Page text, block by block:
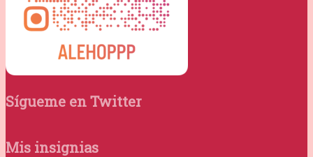
Sígueme en Twitter
Mis insignias